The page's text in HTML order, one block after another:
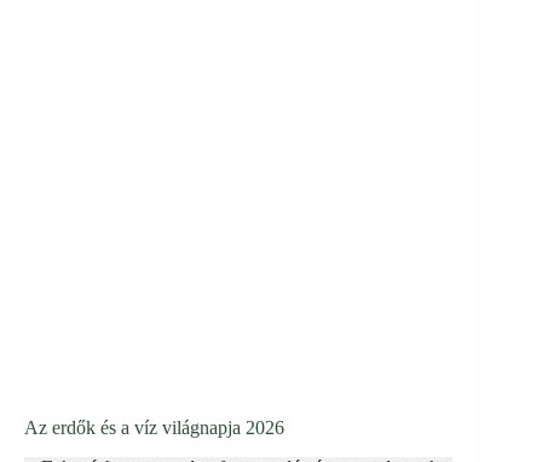
Az erdők és a víz világnapja 2026